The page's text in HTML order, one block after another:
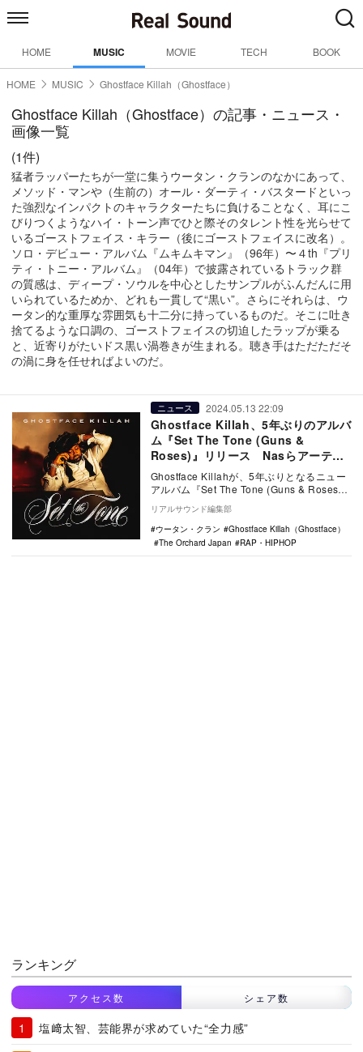
HOME MUSIC MOVIE TECH BOOK
HOME MUSIC Ghostface Killah（Ghostface）
Ghostface Killah（Ghostface）の記事・ニュース・
画像一覧
(1件)
猛者ラッパーたちが一堂に集うウータン・クランのなかにあって、
メソッド・マンや（生前の）オール・ダーティ・バスタードといっ
た強烈なインパクトのキャラクターたちに負けることなく、耳にこ
びりつくようなハイ・トーン声でひと際そのタレント性を光らせて
いるゴーストフェイス・キラー（後にゴーストフェイスに改名）。
ソロ・デビュー・アルバム『ムキムキマン』（96年）〜４th『プリ
ティ・トニー・アルバム』（04年）で披露されているトラック群
の質感は、ディープ・ソウルを中心としたサンプルがふんだんに用
いられているためか、どれも一貫して“黒い”。さらにそれらは、ウ
ータン的な重厚な雰囲気も十二分に持っているものだ。そこに吐き
捨てるような口調の、ゴーストフェイスの切迫したラップが乗る
と、近寄りがたいドス黒い渦巻きが生まれる。聴き手はただただそ
の渦に身を任せればよいのだ。
ニュース 2024.05.13 22:09
Ghostface Killah、5年ぶりのアルバ
ム『Set The Tone (Guns &
Roses)』リリース Nasらアーティ
スト多数参加
Ghostface Killahが、5年ぶりとなるニュー
アルバム『Set The Tone (Guns & Roses)
リアルサウンド編集部
ウータン・クラン
Ghostface Killah（Ghostface）
The Orchard Japan
RAP・HIPHOP
ランキング
アクセス数 シェア数
塩﨑太智、芸能界が求めていた“全力感”